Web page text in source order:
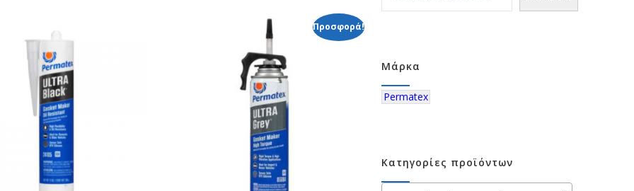
Προσφορά!
Μάρκα
Permatex
Κατηγορίες προϊόντων